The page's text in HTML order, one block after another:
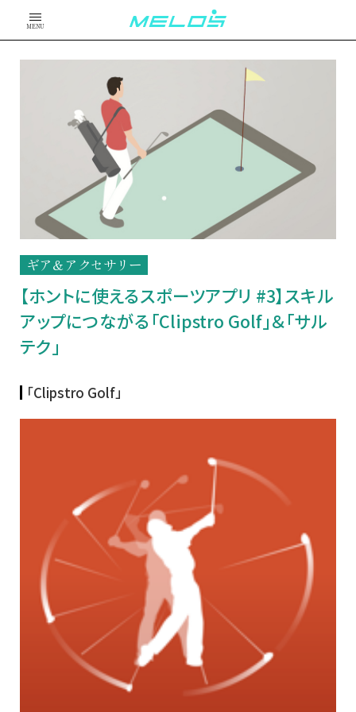
MENU
ギア＆アクセサリー
【ホントに使えるスポーツアプリ #3】スキル
アップにつながる「Clipstro Golf」＆「サル
テク」
「Clipstro Golf」